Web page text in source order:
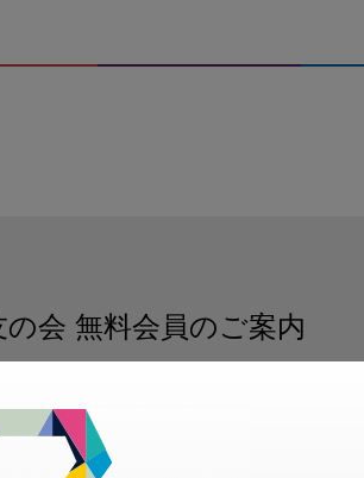
の会 無料会員のご案内
イフデザインをもっと便利にご利用い